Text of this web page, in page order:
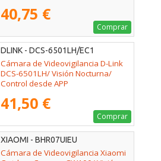
40,75 €
Comprar
DLINK - DCS-6501LH/EC1
Cámara de Videovigilancia D-Link
DCS-6501LH/ Visión Nocturna/
Control desde APP
41,50 €
Comprar
XIAOMI - BHR07UIEU
Cámara de Videovigilancia Xiaomi